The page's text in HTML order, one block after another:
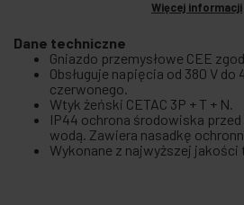
Więcej informacji
Dane techniczne
Gniazdo przemysłowe CEE
Obsługuje napięcia od 380 V do
czerwonego.
Wtyk żeński CETAC 3P + T + N.
IP44 ochrona środowiska
wodą. Zawiera nasadkę
Wykonane z najwyższej jakości